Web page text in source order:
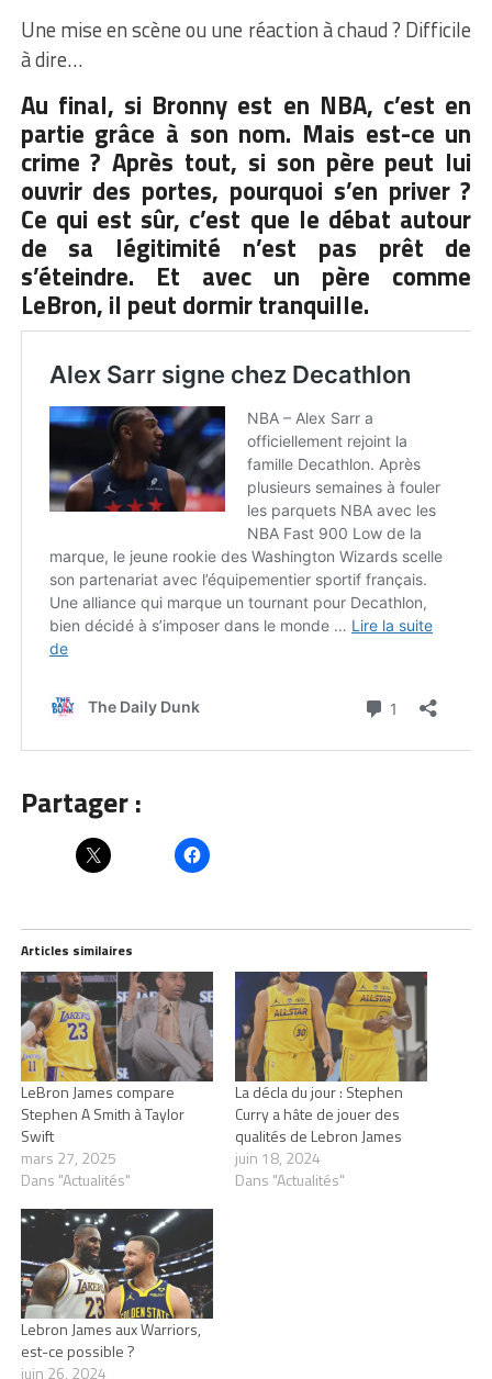
Une mise en scène ou une réaction à chaud ? Difficile
à dire…
Au final, si Bronny est en NBA, c’est en
partie grâce à son nom. Mais est-ce un
crime ? Après tout, si son père peut lui
ouvrir des portes, pourquoi s’en priver ?
Ce qui est sûr, c’est que le débat autour
de sa légitimité n’est pas prêt de
s’éteindre. Et avec un père comme
LeBron, il peut dormir tranquille.
Partager :
Articles similaires
LeBron James compare
Stephen A Smith à Taylor
Swift
mars 27, 2025
Dans "Actualités"
La décla du jour : Stephen
Curry a hâte de jouer des
qualités de Lebron James
juin 18, 2024
Dans "Actualités"
Lebron James aux Warriors,
est-ce possible ?
juin 26, 2024